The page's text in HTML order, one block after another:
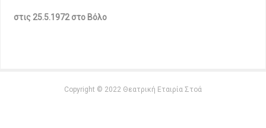
στις 25.5.1972 στο Βόλο
Copyright © 2022 Θεατρική Εταιρία Στοά